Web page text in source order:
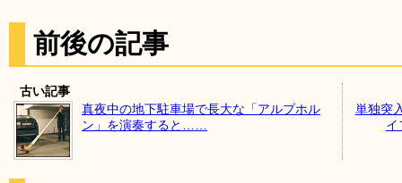
前後の記事
古い記事
真夜中の地下駐車場で長大な「アルプホル
ン」を演奏すると……
単独突
イ